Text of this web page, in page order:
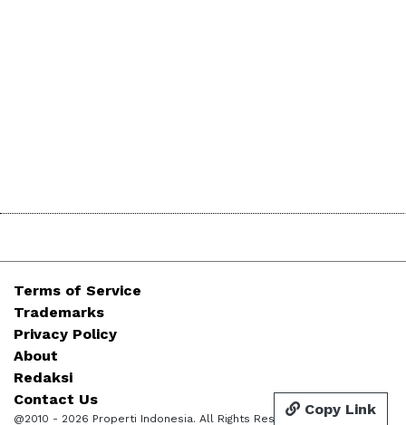
Terms of Service
Trademarks
Privacy Policy
About
Redaksi
Contact Us
@2010 - 2026 Properti Indonesia. All Rights Reserved
Copy Link